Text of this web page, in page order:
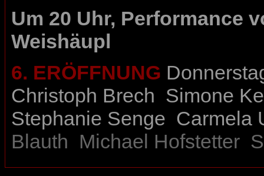
Um 20 Uhr, Performance
Weishäupl
6. ERÖFFNUNG
Christoph Brech Simone
Stephanie Senge Carmela
Blauth
Michael Hofstetter